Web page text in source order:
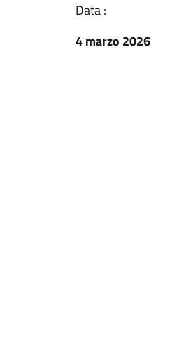
Data :
4 marzo 2026